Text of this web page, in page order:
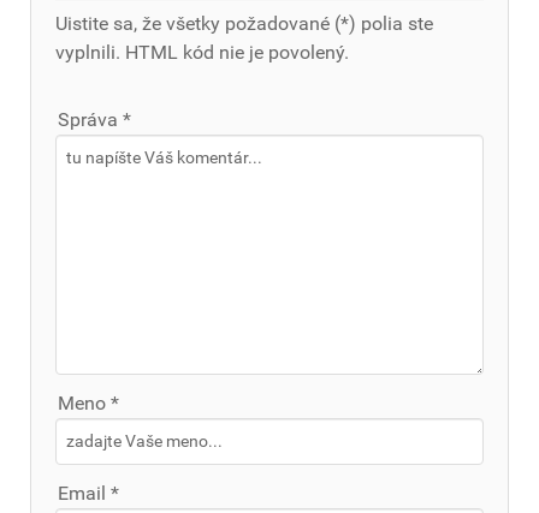
Uistite sa, že všetky požadované (*) polia ste
vyplnili. HTML kód nie je povolený.
Správa *
Meno *
Email *